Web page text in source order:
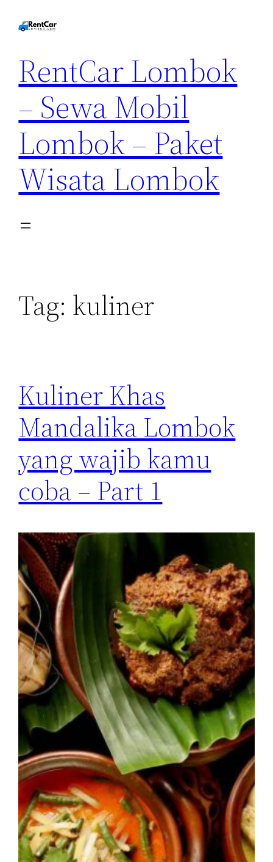
RentCar Lombok
– Sewa Mobil
Lombok – Paket
Wisata Lombok
Tag: kuliner
Kuliner Khas
Mandalika Lombok
yang wajib kamu
coba – Part 1